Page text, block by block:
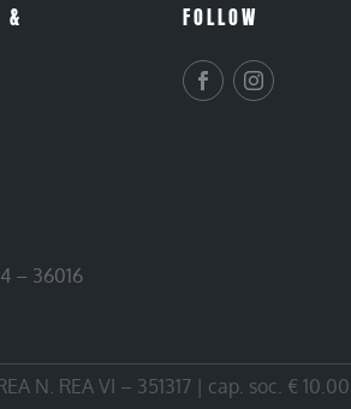
&
– 36016
FOLLOW
N. REA VI – 351317 | cap. soc. €